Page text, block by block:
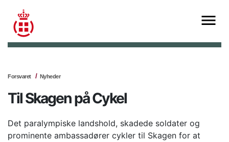
Forsvaret Nyheder
Til Skagen på Cykel
Det paralympiske landshold, skadede soldater og
prominente ambassadører cykler til Skagen for at